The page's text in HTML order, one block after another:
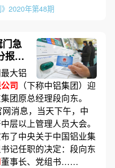
》2020年第48期
急
报
大铝
司 （下称中铝集团）迎
团原总经理段向东。
消息，当天下午，中
层以上管理人员大会。
了中央关于中国铝业集
记任职的决定：段向东
董事长、党组书……